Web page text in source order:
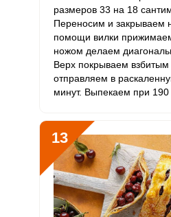
размеров 33 на 18
Переносим и закрываем
помощи вилки
ножом делаем
Верх покрываем взбитым
отправляем в
минут. Выпекаем при 190
13